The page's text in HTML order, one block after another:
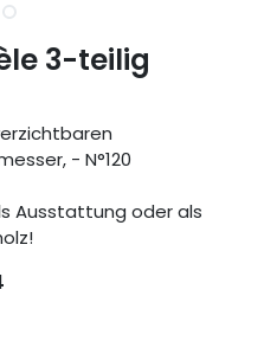
3-teilig
- N°120
Ausstattung oder als